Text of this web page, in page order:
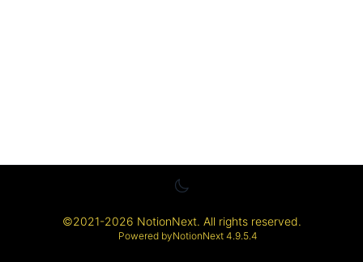
©2021-2026 NotionNext. All rights reserved.
Powered byNotionNext 4.9.5.4